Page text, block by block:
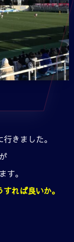
きました。
す。
れば良いか。